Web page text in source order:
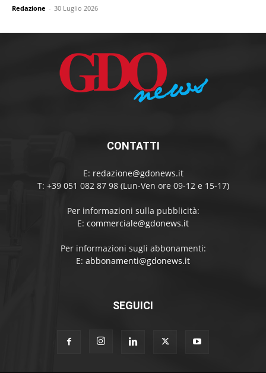
Redazione - 30 Luglio 2026
CONTATTI
E: redazione@gdonews.it
T: +39 051 082 87 98 (Lun-Ven ore 09-12 e 15-17)
Per informazioni sulla pubblicità:
E: commerciale@gdonews.it
Per informazioni sugli abbonamenti:
E: abbonamenti@gdonews.it
SEGUICI